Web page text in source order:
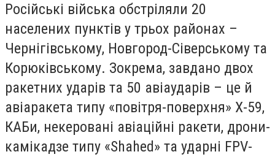
Російські війська обстріляли 20
населених пунктів у трьох районах –
Чернігівському, Новгород-Сіверському та
Корюківському. Зокрема, завдано двох
ракетних ударів та 50 авіаударів – це й
авіаракета типу «повітря-поверхня» Х-59,
КАБи, некеровані авіаційні ракети, дрони-
камікадзе типу «Shahed» та ударні FPV-